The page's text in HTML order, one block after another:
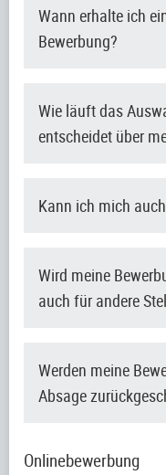
Wann erhalte ich
Bewerbung?
Wie läuft das
entscheidet über
Kann ich mich
Wird meine
auch für andere
Werden meine
Absage
Onlinebewerbung